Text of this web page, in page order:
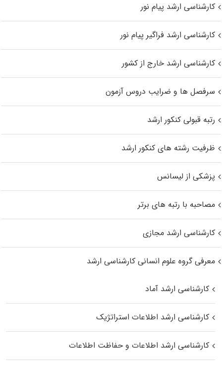
کارشناسی ارشد پیام نور
کارشناسی ارشد فراگیر پیام نور
کارشناسی ارشد خارج از کشور
سرفصل ها و ضرایب دروس آزمون
رتبه قبولی کنکور ارشد
ظرفیت رشته های کنکور ارشد
پزشکی از لیسانس
مصاحبه با رتبه های برتر
کارشناسی ارشد مجازی
معرفی گروه علوم انسانی کارشناسی ارشد
کارشناسی ارشد آماد
کارشناسی ارشد اطلاعات استراتژیک
کارشناسی ارشد اطلاعات و حفاظت اطلاعات